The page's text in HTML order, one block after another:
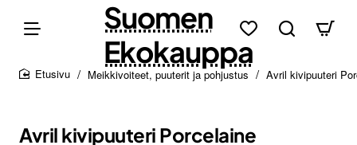
Suomen
Ekokauppa
Meikkivoiteet, puuterit ja pohjustus Avril kivipuuteri
Avril kivipuuteri Porcelaine